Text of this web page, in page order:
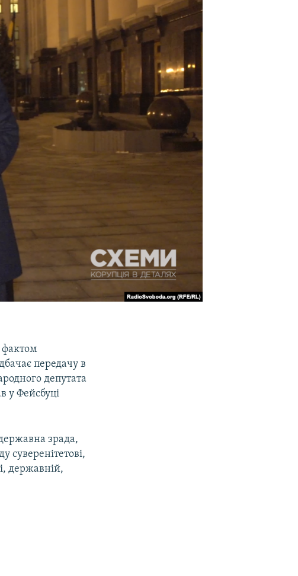
фактом
передачу в
депутата
у Фейсбуці
зрада,
суверенітетові,
державній,